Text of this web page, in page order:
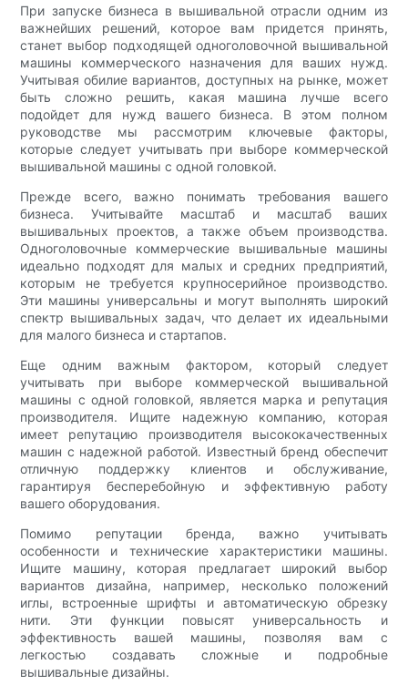
При запуске бизнеса в вышивальной отрасли одним из
важнейших решений, которое вам придется принять,
станет выбор подходящей одноголовочной вышивальной
машины коммерческого назначения для ваших нужд.
Учитывая обилие вариантов, доступных на рынке, может
быть сложно решить, какая машина лучше всего
подойдет для нужд вашего бизнеса. В этом полном
руководстве мы рассмотрим ключевые факторы,
которые следует учитывать при выборе коммерческой
вышивальной машины с одной головкой.
Прежде всего, важно понимать требования вашего
бизнеса. Учитывайте масштаб и масштаб ваших
вышивальных проектов, а также объем производства.
Одноголовочные коммерческие вышивальные машины
идеально подходят для малых и средних предприятий,
которым не требуется крупносерийное производство.
Эти машины универсальны и могут выполнять широкий
спектр вышивальных задач, что делает их идеальными
для малого бизнеса и стартапов.
Еще одним важным фактором, который следует
учитывать при выборе коммерческой вышивальной
машины с одной головкой, является марка и репутация
производителя. Ищите надежную компанию, которая
имеет репутацию производителя высококачественных
машин с надежной работой. Известный бренд обеспечит
отличную поддержку клиентов и обслуживание,
гарантируя бесперебойную и эффективную работу
вашего оборудования.
Помимо репутации бренда, важно учитывать
особенности и технические характеристики машины.
Ищите машину, которая предлагает широкий выбор
вариантов дизайна, например, несколько положений
иглы, встроенные шрифты и автоматическую обрезку
нити. Эти функции повысят универсальность и
эффективность вашей машины, позволяя вам с
легкостью создавать сложные и подробные
вышивальные дизайны.